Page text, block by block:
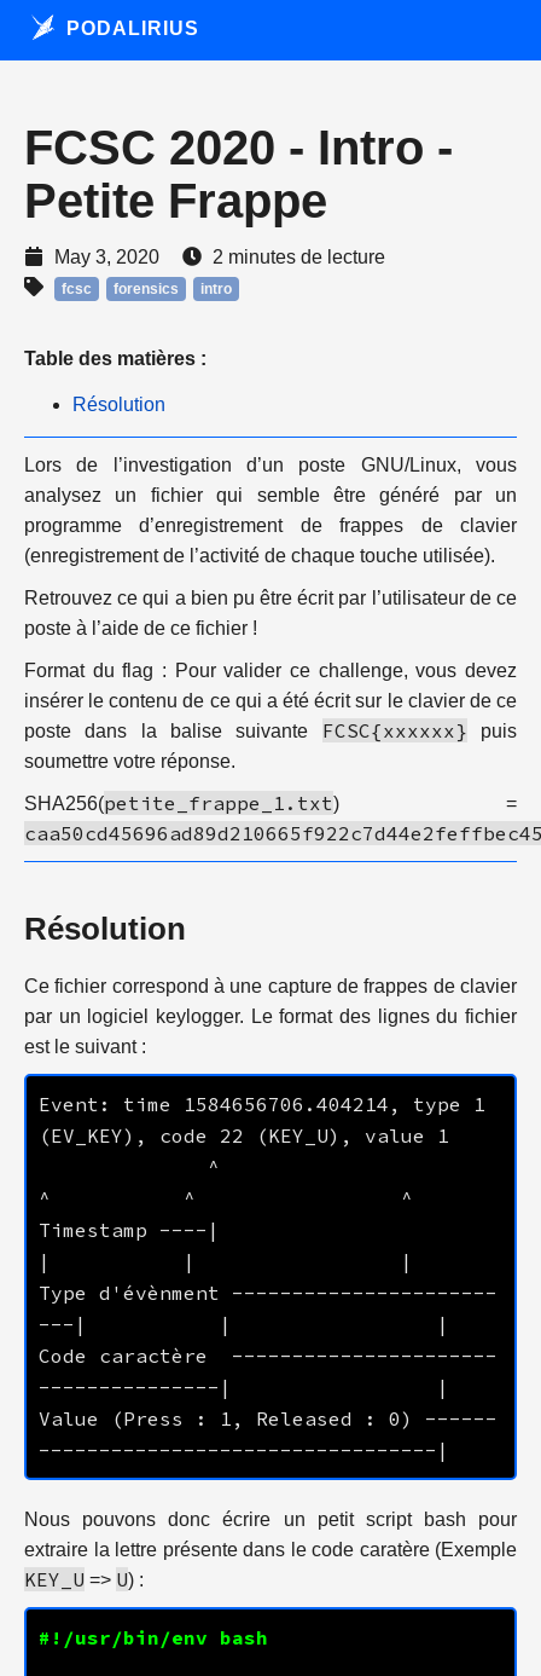
PODALIRIUS
FCSC 2020 - Intro -
Petite Frappe
May 3, 2020 2 minutes de lecture
fcsc forensics intro
Table des matières :
Résolution
Lors de l’investigation d’un poste GNU/Linux, vous
analysez un fichier qui semble être généré par un
programme d’enregistrement de frappes de clavier
(enregistrement de l’activité de chaque touche utilisée).
Retrouvez ce qui a bien pu être écrit par l’utilisateur de ce
poste à l’aide de ce fichier !
Format du flag : Pour valider ce challenge, vous devez
insérer le contenu de ce qui a été écrit sur le clavier de ce
poste dans la balise suivante FCSC{xxxxxx} puis
soumettre votre réponse.
SHA256(petite_frappe_1.txt) =
Résolution
Ce fichier correspond à une capture de frappes de clavier
par un logiciel keylogger. Le format des lignes du fichier
est le suivant :
Event: time 1584656706.404214, type 1
Timestamp ----|
Type d'évènment ----------------------
Code caractère  ----------------------
Value (Press : 1, Released : 0) ------
Nous pouvons donc écrire un petit script bash pour
extraire la lettre présente dans le code caratère (Exemple
KEY_U => U) :